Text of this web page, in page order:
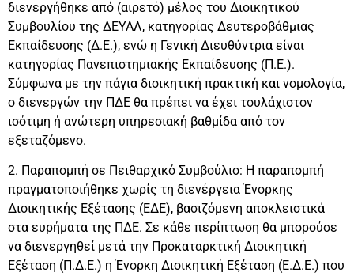
διενεργήθηκε από (αιρετό) μέλος του Διοικητικού
Συμβουλίου της ΔΕΥΑΛ, κατηγορίας Δευτεροβάθμιας
Εκπαίδευσης (Δ.Ε.), ενώ η Γενική Διευθύντρια είναι
κατηγορίας Πανεπιστημιακής Εκπαίδευσης (Π.Ε.).
Σύμφωνα με την πάγια διοικητική πρακτική και νομολογία,
ο διενεργών την ΠΔΕ θα πρέπει να έχει τουλάχιστον
ισότιμη ή ανώτερη υπηρεσιακή βαθμίδα από τον
εξεταζόμενο.
2. Παραπομπή σε Πειθαρχικό Συμβούλιο: Η παραπομπή
πραγματοποιήθηκε χωρίς τη διενέργεια Ένορκης
Διοικητικής Εξέτασης (ΕΔΕ), βασιζόμενη αποκλειστικά
στα ευρήματα της ΠΔΕ. Σε κάθε περίπτωση θα μπορούσε
να διενεργηθεί μετά την Προκαταρκτική Διοικητική
Εξέταση (Π.Δ.Ε.) η Ένορκη Διοικητική Εξέταση (Ε.Δ.Ε.) που